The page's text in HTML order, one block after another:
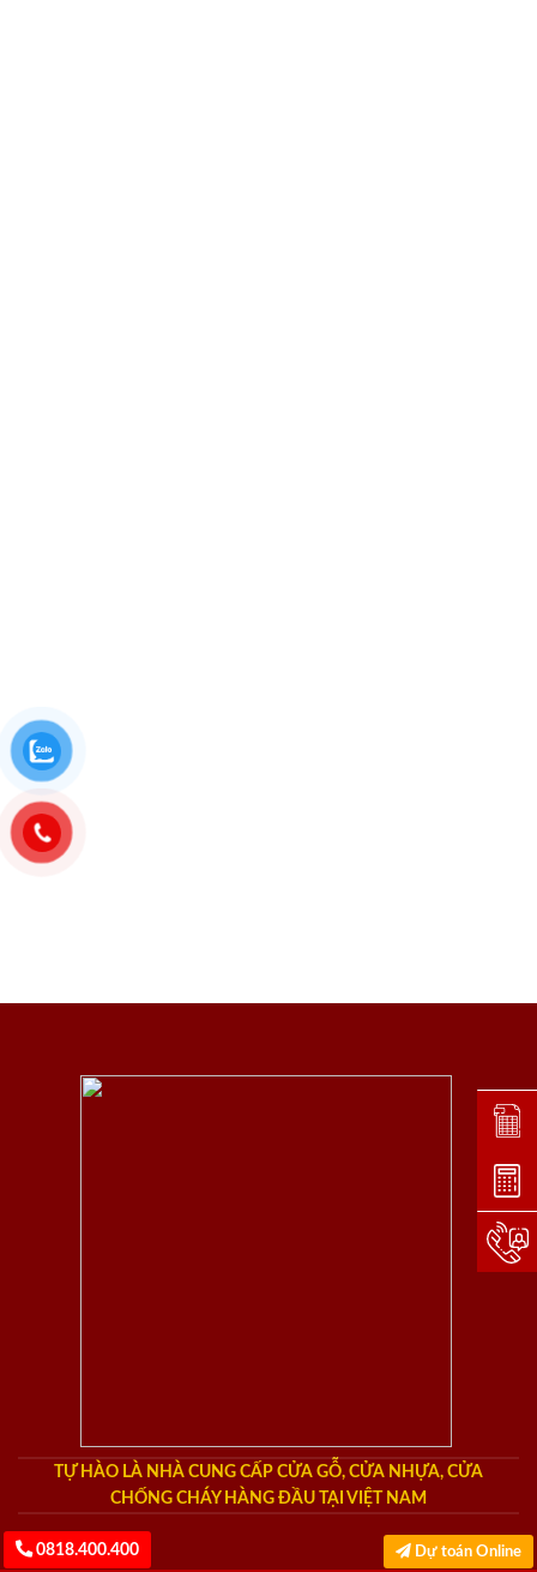
TỰ HÀO LÀ NHÀ CUNG CẤP CỬA GỖ, CỬA NHỰA, CỬA
CHỐNG CHÁY HÀNG ĐẦU TẠI VIỆT NAM
0818.400.400 Dự toán Online
Đặt
Dự